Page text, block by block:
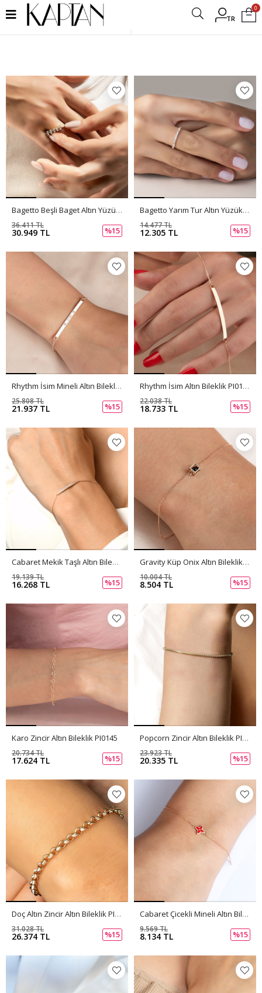
TR
0
Filtrele
Bagetto Beşli Baget Altın Yüzük PI0163
30.949 TL
36.411 TL
%15
Bagetto Yarım Tur Altın Yüzük PI0162
12.305 TL
14.477 TL
%15
Rhythm İsim Mineli Altın Bileklik PI0148
21.937 TL
25.808 TL
%15
Rhythm İsim Altın Bileklik PI0149
18.733 TL
22.038 TL
%15
Cabaret Mekik Taşlı Altın Bileklik PI0146
16.268 TL
19.139 TL
%15
Gravity Küp Onix Altın Bileklik PI0147
8.504 TL
10.004 TL
%15
Karo Zincir Altın Bileklik PI0145
17.624 TL
20.734 TL
%15
Popcorn Zincir Altın Bileklik PI0144
20.335 TL
23.923 TL
%15
Doç Altın Zincir Altın Bileklik PI0143
26.374 TL
31.028 TL
%15
Cabaret Çicekli Mineli Altın Bileklik PI0142
8.134 TL
9.569 TL
%15